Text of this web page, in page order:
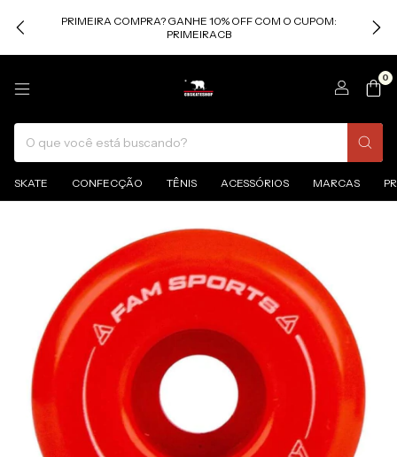
PRIMEIRA COMPRA? GANHE 10% OFF COM O CUPOM:
PRIMEIRACB
0
SKATE CONFECÇÃO TÊNIS ACESSÓRIOS MARCAS